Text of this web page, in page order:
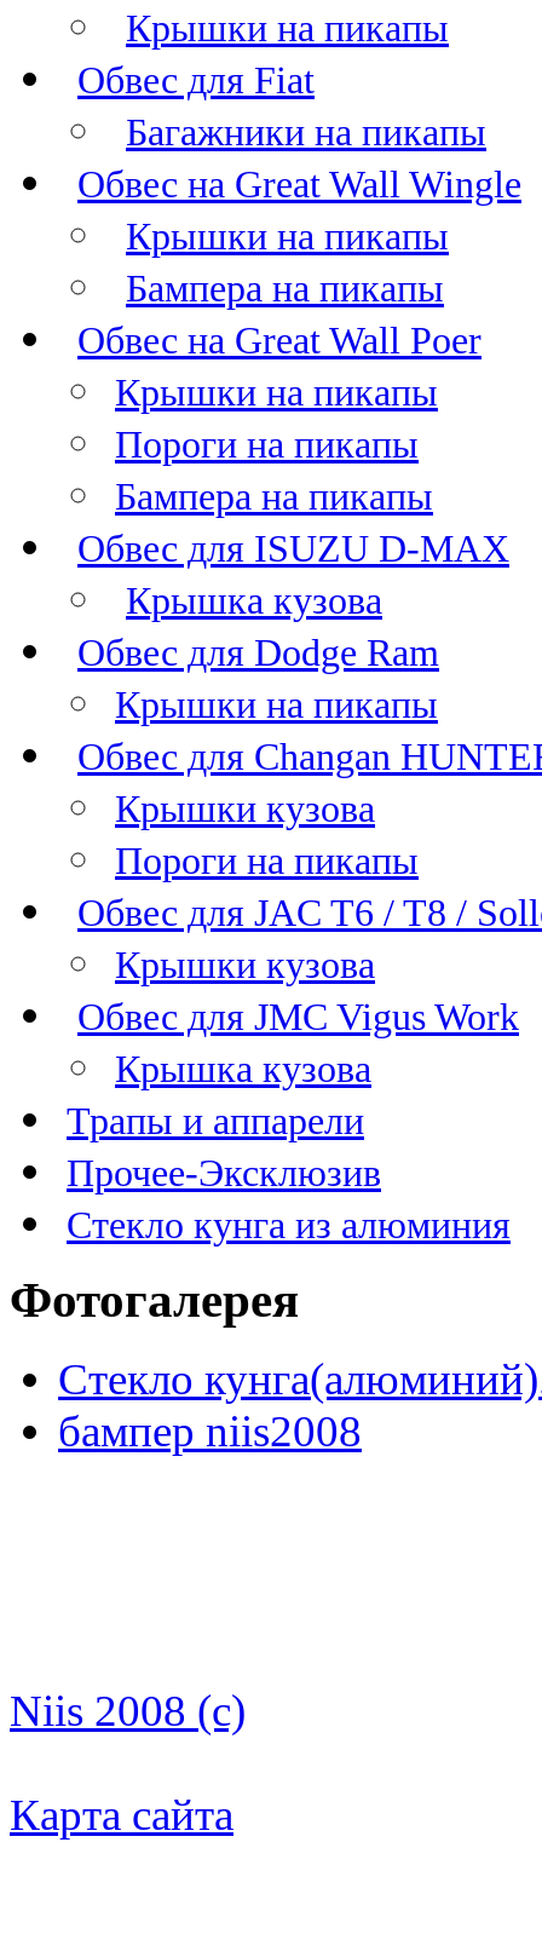
Крышки на пикапы
Обвес для Fiat
Багажники на пикапы
Обвес на Great Wall Wingle
Крышки на пикапы
Бампера на пикапы
Обвес на Great Wall Poer
Крышки на пикапы
Пороги на пикапы
Бампера на пикапы
Обвес для ISUZU D-MAX
Крышка кузова
Обвес для Dodge Ram
Крышки на пикапы
Обвес для Changan
Крышки кузова
Пороги на пикапы
Обвес для JAC T6 / T8 /
Крышки кузова
Обвес для JMC Vigus Work
Крышка кузова
Трапы и аппарели
Прочее-Эксклюзив
Стекло кунга из алюминия
Фотогалерея
Стекло
бампер niis2008
Niis 2008 (c)
Карта сайта